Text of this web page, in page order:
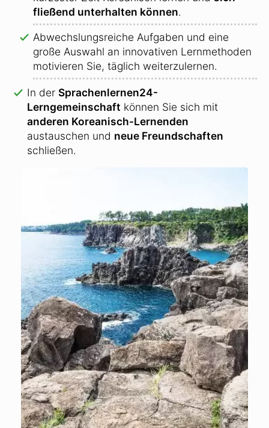
fließend unterhalten können.
Abwechslungsreiche Aufgaben und eine
große Auswahl an innovativen Lernmethoden
motivieren Sie, täglich weiterzulernen.
In der Sprachenlernen24-
Lerngemeinschaft können Sie sich mit
anderen Koreanisch-Lernenden
austauschen und neue Freundschaften
schließen.